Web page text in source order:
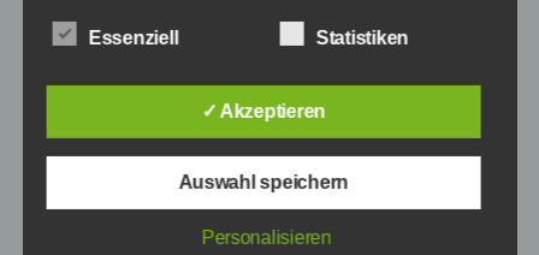
Veröffentlichungsdatum
physiologischen, genetischen,
oder sozialen Identität dieser natürlichen
Person sind, identifiziert werden kann.
b) betroffene Person
Essenziell Statistiken
✓ Akzeptieren
Auswahl speichern
Personalisieren